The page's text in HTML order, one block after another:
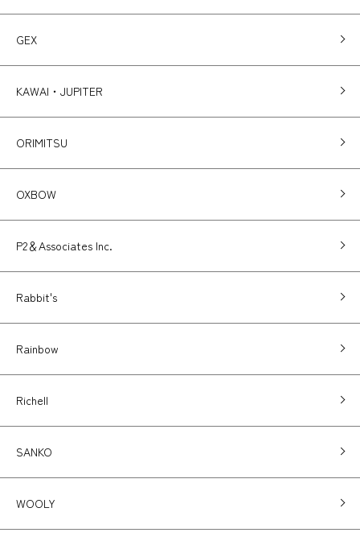
GEX
KAWAI・JUPITER
ORIMITSU
OXBOW
P2＆Associates Inc.
Rabbit's
Rainbow
Richell
SANKO
WOOLY